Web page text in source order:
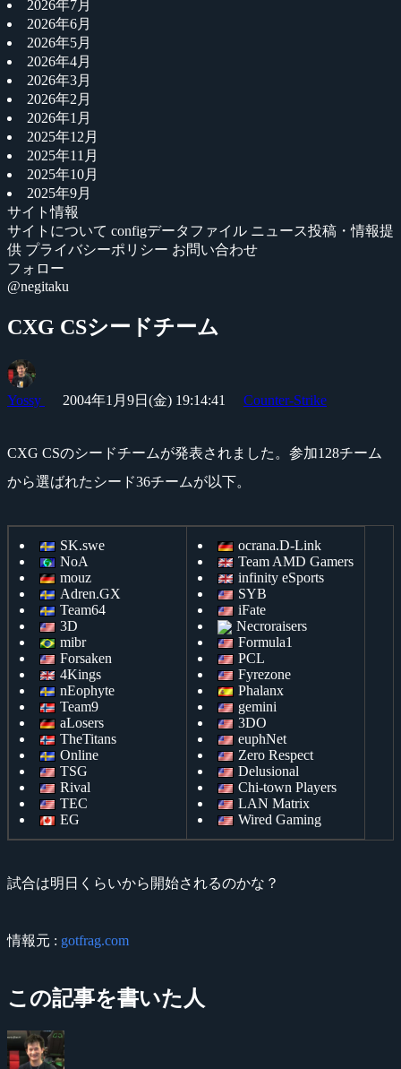
2026年7月
2026年6月
2026年5月
2026年4月
2026年3月
2026年2月
2026年1月
2025年12月
2025年11月
2025年10月
2025年9月
サイト情報
サイトについて configデータファイル ニュース投稿・情報提
供 プライバシーポリシー お問い合わせ
フォロー
@negitaku
CXG CSシードチーム
Yossy 2004年1月9日(金) 19:14:41 Counter-Strike
CXG CSのシードチームが発表されました。参加128チーム
から選ばれたシード36チームが以下。
SK.swe
NoA
mouz
Adren.GX
Team64
3D
mibr
Forsaken
4Kings
nEophyte
Team9
aLosers
TheTitans
Online
TSG
Rival
TEC
EG
ocrana.D-Link
Team AMD Gamers
infinity eSports
SYB
iFate
Necroraisers
Formula1
PCL
Fyrezone
Phalanx
gemini
3DO
euphNet
Zero Respect
Delusional
Chi-town Players
LAN Matrix
Wired Gaming
試合は明日くらいから開始されるのかな？
情報元 : gotfrag.com
この記事を書いた人